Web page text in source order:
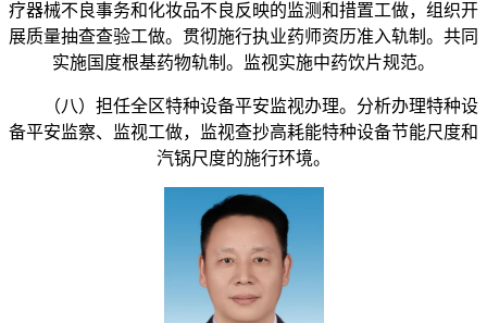
疗器械不良事务和化妆品不良反映的监测和措置工做，组织开
展质量抽查查验工做。贯彻施行执业药师资历准入轨制。共同
实施国度根基药物轨制。监视实施中药饮片规范。
（八）担任全区特种设备平安监视办理。分析办理特种设
备平安监察、监视工做，监视查抄高耗能特种设备节能尺度和
汽锅尺度的施行环境。